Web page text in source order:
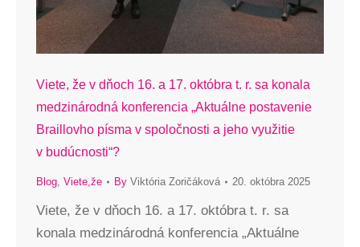
Viete, že v dňoch 16. a 17. októbra t. r. sa konala
medzinárodná konferencia „Aktuálne postavenie
Braillovho písma v spoločnosti a jeho využitie
v budúcnosti“?
Blog, Viete,že By Viktória Zoričáková 20. októbra 2025
Viete, že v dňoch 16. a 17. októbra t. r. sa
konala medzinárodná konferencia „Aktuálne